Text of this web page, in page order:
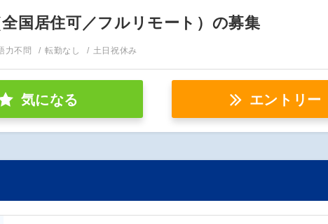
国居住可／フルリモート）の募集
力不問 転勤なし 土日祝休み
気になる エントリー